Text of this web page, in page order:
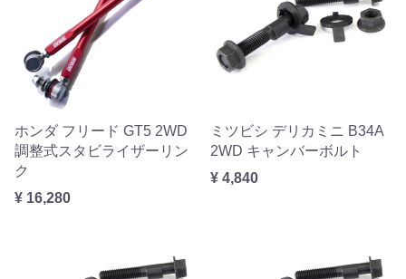
ホンダ フリード GT5 2WD
調整式スタビライザーリン
ク
¥ 16,280
ミツビシ デリカミニ B34A
2WD キャンバーボルト
¥ 4,840